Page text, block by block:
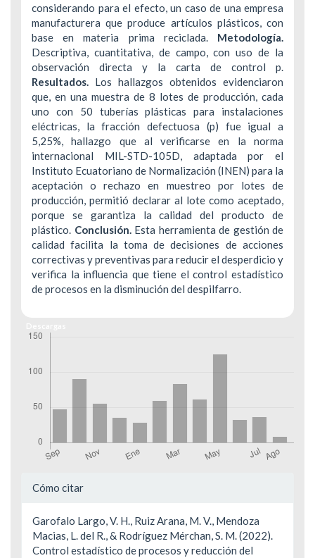
considerando para el efecto, un caso de una empresa
manufacturera que produce artículos plásticos, con
base en materia prima reciclada. Metodología.
Descriptiva, cuantitativa, de campo, con uso de la
observación directa y la carta de control p.
Resultados. Los hallazgos obtenidos evidenciaron
que, en una muestra de 8 lotes de producción, cada
uno con 50 tuberías plásticas para instalaciones
eléctricas, la fracción defectuosa (p) fue igual a
5,25%, hallazgo que al verificarse en la norma
internacional MIL-STD-105D, adaptada por el
Instituto Ecuatoriano de Normalización (INEN) para la
aceptación o rechazo en muestreo por lotes de
producción, permitió declarar al lote como aceptado,
porque se garantiza la calidad del producto de
plástico. Conclusión.Esta herramienta de gestión de
calidad facilita la toma de decisiones de acciones
correctivas y preventivas para reducir el desperdicio y
verifica la influencia que tiene el control estadístico
de procesos en la disminución del despilfarro.
Detalles
artículo
Cómo citar
Garofalo Largo, V. H., Ruiz Arana, M. V., Mendoza
Macias, L. del R., & Rodríguez Mérchan, S. M. (2022).
Control estadístico de procesos y reducción del